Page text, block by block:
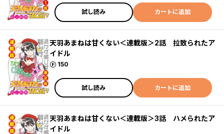
試し読み カートに追加
天羽あまねは甘くない＜連載版＞2話 拉致られたア
イドル
150
ポイント
試し読み カートに追加
天羽あまねは甘くない＜連載版＞3話 ハメられたア
イドル